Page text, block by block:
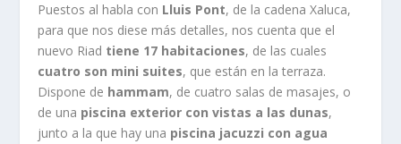
Puestos al habla con Lluis Pont, de la cadena Xaluca,
para que nos diese más detalles, nos cuenta que el
nuevo Riad tiene 17 habitaciones, de las cuales
cuatro son mini suites, que están en la terraza.
Dispone de hammam, de cuatro salas de masajes, o
de una piscina exterior con vistas a las dunas,
junto a la que hay una piscina jacuzzi con agua